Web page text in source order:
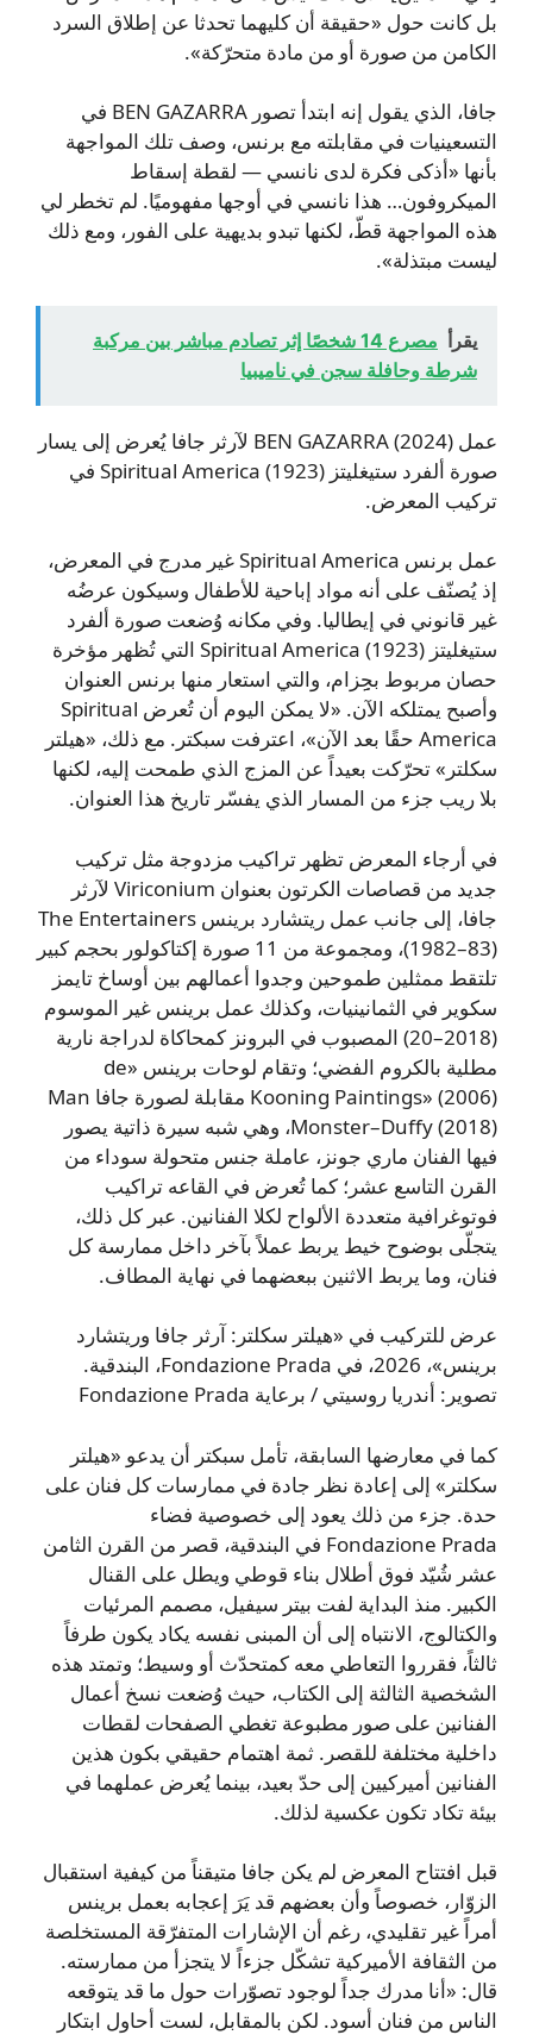
بل كانت حول «حقيقة أن كليهما تحدثا عن إطلاق السرد
الكامن من صورة أو من مادة متحرّكة».
جافا، الذي يقول إنه ابتدأ تصور BEN GAZARRA في
التسعينيات في مقابلته مع برنس، وصف تلك المواجهة
بأنها «أذكى فكرة لدى نانسي — لقطة إسقاط
الميكروفون… هذا نانسي في أوجها مفهوميًا. لم تخطر لي
هذه المواجهة قطّ، لكنها تبدو بديهية على الفور، ومع ذلك
ليست مبتذلة».
يقرأ
مصرع 14 شخصًا إثر تصادم مباشر بين مركبة
شرطة وحافلة سجن في ناميبيا
عمل BEN GAZARRA (2024) لآرثر جافا يُعرض إلى يسار
صورة ألفرد ستيغليتز Spiritual America (1923) في
تركيب المعرض.
عمل برنس Spiritual America غير مدرج في المعرض،
إذ يُصنّف على أنه مواد إباحية للأطفال وسيكون عرضُه
غير قانوني في إيطاليا. وفي مكانه وُضعت صورة ألفرد
ستيغليتز Spiritual America (1923) التي تُظهر مؤخرة
حصان مربوط بحِِِزام، والتي استعار منها برنس العنوان
وأصبح يمتلكه الآن. «لا يمكن اليوم أن تُعرض Spiritual
America حقًا بعد الآن»، اعترفت سبكتر. مع ذلك، «هيلتر
سكلتر» تحرّكت بعيداً عن المزج الذي طمحت إليه، لكنها
بلا ريب جزء من المسار الذي يفسّر تاريخ هذا العنوان.
في أرجاء المعرض تظهر تراكيب مزدوجة مثل تركيب
جديد من قصاصات الكرتون بعنوان Viriconium لآرثر
جافا، إلى جانب عمل ريتشارد برينس The Entertainers
(1982–83)، ومجموعة من 11 صورة إكتاكولور بحجم كبير
تلتقط ممثلين طموحين وجدوا أعمالهم بين أوساخ تايمز
سكوير في الثمانينيات، وكذلك عمل برينس غير الموسوم
(2018–20) المصبوب في البرونز كمحاكاة لدراجة نارية
مطلية بالكروم الفضي؛ وتقام لوحات برينس «de
Kooning Paintings» (2006) مقابلة لصورة جافا Man
Monster–Duffy (2018)، وهي شبه سيرة ذاتية يصور
فيها الفنان ماري جونز، عاملة جنس متحولة سوداء من
القرن التاسع عشر؛ كما تُعرض في القاعه تراكيب
فوتوغرافية متعددة الألواح لكلا الفنانين. عبر كل ذلك،
يتجلّى بوضوح خيط يربط عملاً بآخر داخل ممارسة كل
فنان، وما يربط الاثنين ببعضهما في نهاية المطاف.
عرض للتركيب في «هيلتر سكلتر: آرثر جافا وريتشارد
برينس»، 2026، في Fondazione Prada، البندقية.
تصوير: أندريا روسيتي / برعاية Fondazione Prada
كما في معارضها السابقة، تأمل سبكتر أن يدعو «هيلتر
سكلتر» إلى إعادة نظر جادة في ممارسات كل فنان على
حدة. جزء من ذلك يعود إلى خصوصية فضاء
Fondazione Prada في البندقية، قصر من القرن الثامن
عشر شُيّد فوق أطلال بناء قوطي ويطل على القنال
الكبير. منذ البداية لفت بيتر سيفيل، مصمم المرئيات
والكتالوج، الانتباه إلى أن المبنى نفسه يكاد يكون طرفاً
ثالثاً، فقرروا التعاطي معه كمتحدّث أو وسيط؛ وتمتد هذه
الشخصية الثالثة إلى الكتاب، حيث وُضعت نسخ أعمال
الفنانين على صور مطبوعة تغطي الصفحات لقطات
داخلية مختلفة للقصر. ثمة اهتمام حقيقي بكون هذين
الفنانين أميركيين إلى حدّ بعيد، بينما يُعرض عملهما في
بيئة تكاد تكون عكسية لذلك.
قبل افتتاح المعرض لم يكن جافا متيقناً من كيفية استقبال
الزوّار، خصوصاً وأن بعضهم قد يَرَ إعجابه بعمل برينس
أمراً غير تقليدي، رغم أن الإشارات المتفرّقة المستخلصة
من الثقافة الأميركية تشكّل جزءاً لا يتجزأ من ممارسته.
قال: «أنا مدرك جداً لوجود تصوّرات حول ما قد يتوقعه
الناس من فنان أسود. لكن بالمقابل، لست أحاول ابتكار